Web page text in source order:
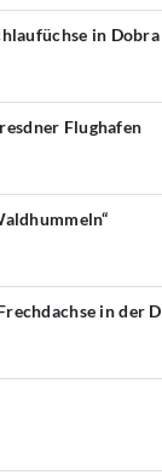
in Dobra
Flughafen
in der